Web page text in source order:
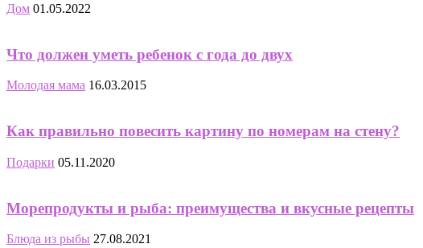
Дом 01.05.2022
Что должен уметь ребенок с года до двух
Молодая мама 16.03.2015
Как правильно повесить картину по номерам на стену?
Подарки 05.11.2020
Морепродукты и рыба: преимущества и вкусные рецепты
Блюда из рыбы 27.08.2021